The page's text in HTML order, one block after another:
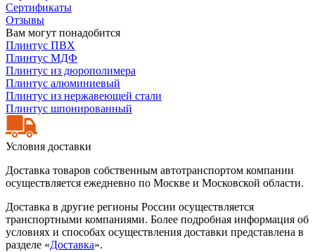
Сертификаты
Отзывы
Вам могут понадобится
Плинтус ПВХ
Плинтус МДФ
Плинтус из дюрополимера
Плинтус алюминиевый
Плинтус из нержавеющей стали
Плинтус шпонированный
Условия доставки
Доставка товаров собственным автотранспортом компании
осуществляется ежедневно по Москве и Московской области.
Доставка в другие регионы России осуществляется
транспортными компаниями. Более подробная информация об
условиях и способах осуществления доставки представлена в
разделе «Доставка».